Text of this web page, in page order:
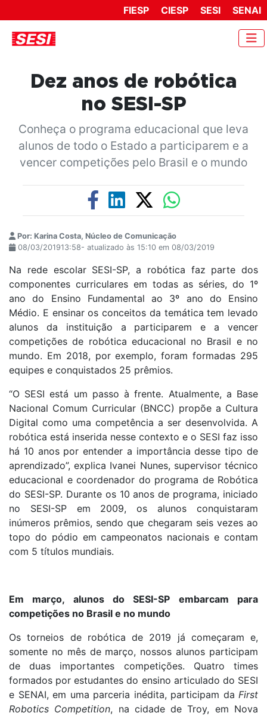
FIESP CIESP SESI SENAI
Dez anos de robótica
no SESI-SP
Conheça o programa educacional que leva
alunos de todo o Estado a participarem e a
vencer competições pelo Brasil e o mundo
Por: Karina Costa, Núcleo de Comunicação
08/03/201913:58- atualizado às 15:10 em 08/03/2019
Na rede escolar SESI-SP, a robótica faz parte dos
componentes curriculares em todas as séries, do 1º
ano do Ensino Fundamental ao 3º ano do Ensino
Médio. E ensinar os conceitos da temática tem levado
alunos da instituição a participarem e a vencer
competições de robótica educacional no Brasil e no
mundo. Em 2018, por exemplo, foram formadas 295
equipes e conquistados 25 prêmios.
“O SESI está um passo à frente. Atualmente, a Base
Nacional Comum Curricular (BNCC) propõe a Cultura
Digital como uma competência a ser desenvolvida. A
robótica está inserida nesse contexto e o SESI faz isso
há 10 anos por entender a importância desse tipo de
aprendizado”, explica Ivanei Nunes, supervisor técnico
educacional e coordenador do programa de Robótica
do SESI-SP. Durante os 10 anos de programa, iniciado
no SESI-SP em 2009, os alunos conquistaram
inúmeros prêmios, sendo que chegaram seis vezes ao
topo do pódio em campeonatos nacionais e contam
com 5 títulos mundiais.
Em março, alunos do SESI-SP embarcam para
competições no Brasil e no mundo
Os torneios de robótica de 2019 já começaram e,
somente no mês de março, nossos alunos participam
de duas importantes competições. Quatro times
formados por estudantes do ensino articulado do SESI
e SENAI, em uma parceria inédita, participam da First
Robotics Competition, na cidade de Troy, em Nova